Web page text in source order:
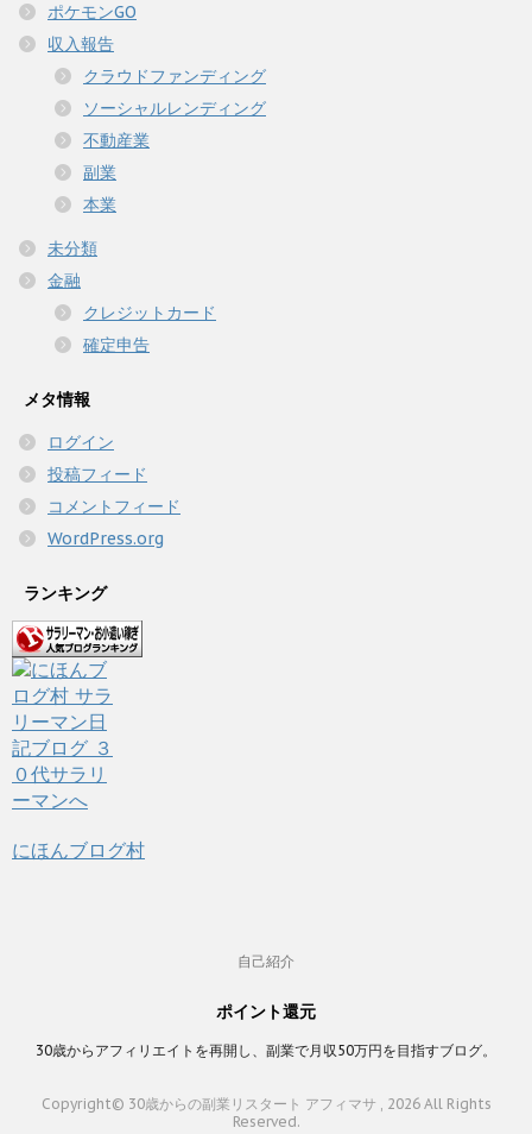
ポケモンGO
収入報告
クラウドファンディング
ソーシャルレンディング
不動産業
副業
本業
未分類
金融
クレジットカード
確定申告
メタ情報
ログイン
投稿フィード
コメントフィード
WordPress.org
ランキング
にほんブログ村
自己紹介
ポイント還元
30歳からアフィリエイトを再開し、副業で月収50万円を目指すブログ。
Copyright© 30歳からの副業リスタート アフィマサ , 2026 All Rights
Reserved.